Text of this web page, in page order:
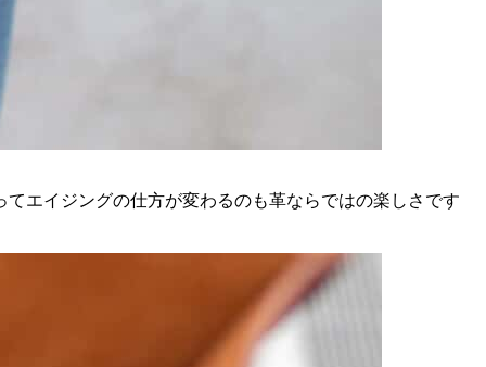
エイジングの仕方が変わるのも革ならではの楽しさです